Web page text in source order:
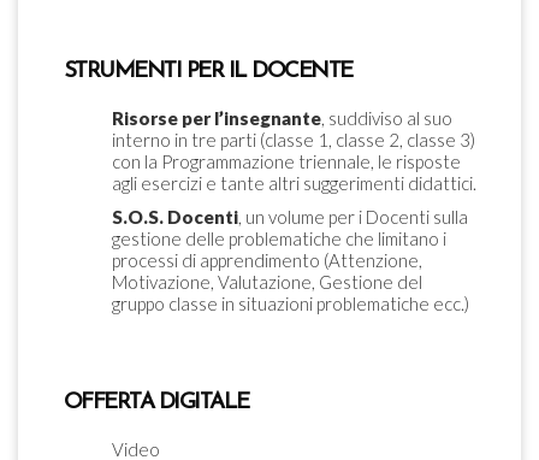
STRUMENTI PER IL DOCENTE
Risorse per l’insegnante, suddiviso al suo
interno in tre parti (classe 1, classe 2, classe 3)
con la Programmazione triennale, le risposte
agli esercizi e tante altri suggerimenti didattici.
S.O.S. Docenti, un volume per i Docenti sulla
gestione delle problematiche che limitano i
processi di apprendimento (Attenzione,
Motivazione, Valutazione, Gestione del
gruppo classe in situazioni problematiche ecc.)
OFFERTA DIGITALE
Video